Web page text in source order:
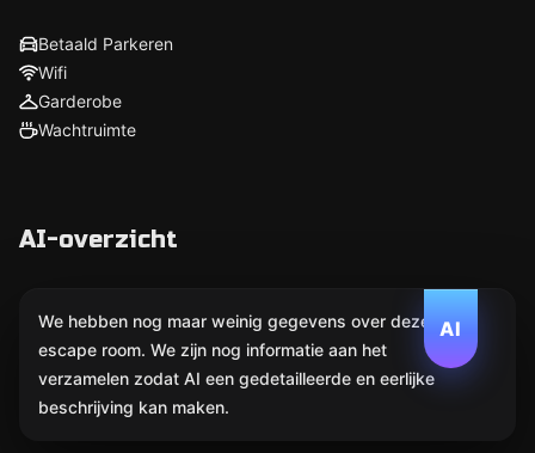
Betaald Parkeren
Wifi
Garderobe
Wachtruimte
AI-overzicht
AI
We hebben nog maar weinig gegevens over deze
escape room. We zijn nog informatie aan het
verzamelen zodat AI een gedetailleerde en eerlijke
beschrijving kan maken.